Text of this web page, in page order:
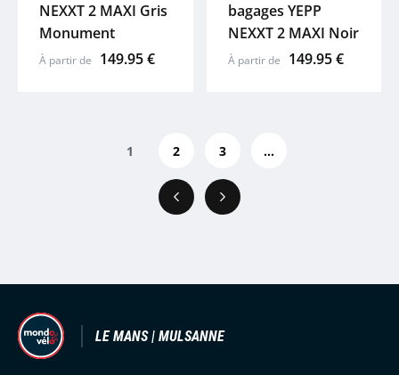
NEXXT 2 MAXI Gris
Monument
À partir de 149.95 €
bagages YEPP
NEXXT 2 MAXI Noir
À partir de 149.95 €
Précédent
1 2 3 ...
Suivant
LE MANS | MULSANNE